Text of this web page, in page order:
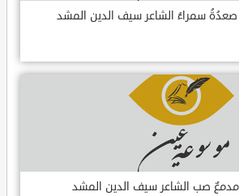
سمراءُ الشاعر سيف الدين المشد
صب الشاعر سيف الدين المشد